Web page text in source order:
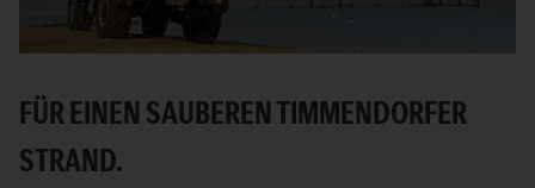
FÜR EINEN SAUBEREN TIMMENDORFER
STRAND.